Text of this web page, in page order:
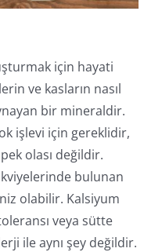
için hayati
ve kasların nasıl
bir mineraldir.
işlevi için gereklidir,
olası değildir.
bulunan
olabilir. Kalsiyum
veya sütte
ile aynı şey değildir.